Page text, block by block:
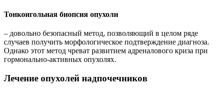
Тонкоигольная биопсия опухоли
– довольно безопасный метод, позволяющий в целом ряде
случаев получить морфологическое подтверждение диагноза.
Однако этот метод чреват развитием адреналового криза при
гормонально-активных опухолях.
Лечение опухолей надпочечников